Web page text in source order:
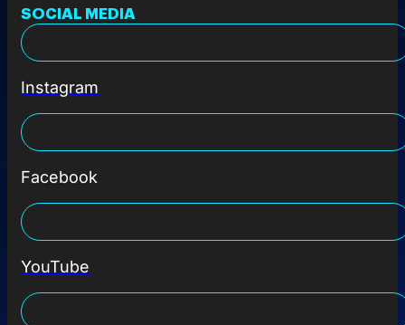
SOCIAL MEDIA
Instagram
Facebook
YouTube